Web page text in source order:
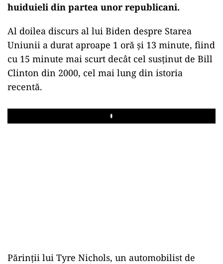
huiduieli din partea unor republicani.
Al doilea discurs al lui Biden despre Starea
Uniunii a durat aproape 1 oră şi 13 minute, fiind
cu 15 minute mai scurt decât cel susţinut de Bill
Clinton din 2000, cel mai lung din istoria
recentă.
Play
Părinţii lui Tyre Nichols, un automobilist de